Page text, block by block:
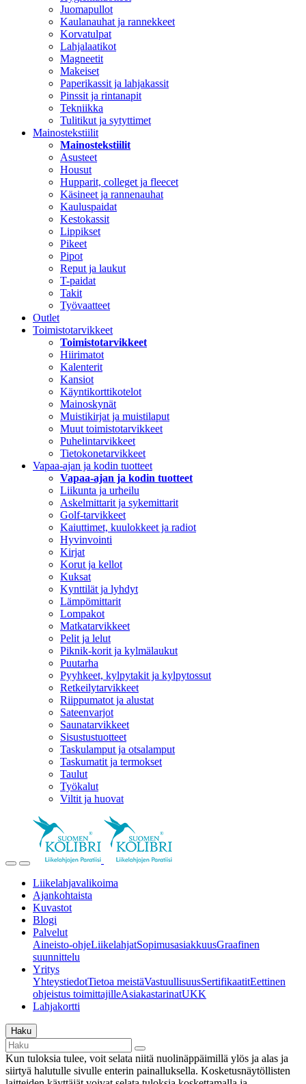
Juomapullot
Kaulanauhat ja rannekkeet
Korvatulpat
Lahjalaatikot
Magneetit
Makeiset
Paperikassit ja lahjakassit
Pinssit ja rintanapit
Tekniikka
Tulitikut ja sytyttimet
Mainostekstiilit
Mainostekstiilit
Asusteet
Housut
Hupparit, colleget ja fleecet
Käsineet ja rannenauhat
Kauluspaidat
Kestokassit
Lippikset
Pikeet
Pipot
Reput ja laukut
T-paidat
Takit
Työvaatteet
Outlet
Toimistotarvikkeet
Toimistotarvikkeet
Hiirimatot
Kalenterit
Kansiot
Käyntikorttikotelot
Mainoskynät
Muistikirjat ja muistilaput
Muut toimistotarvikkeet
Puhelintarvikkeet
Tietokonetarvikkeet
Vapaa-ajan ja kodin tuotteet
Vapaa-ajan ja kodin tuotteet
Liikunta ja urheilu
Askelmittarit ja sykemittarit
Golf-tarvikkeet
Kaiuttimet, kuulokkeet ja radiot
Hyvinvointi
Kirjat
Korut ja kellot
Kuksat
Kynttilät ja lyhdyt
Lämpömittarit
Lompakot
Matkatarvikkeet
Pelit ja lelut
Piknik-korit ja kylmälaukut
Puutarha
Pyyhkeet, kylpytakit ja kylpytossut
Retkeilytarvikkeet
Riippumatot ja alustat
Sateenvarjot
Saunatarvikkeet
Sisustustuotteet
Taskulamput ja otsalamput
Taskumatit ja termokset
Taulut
Työkalut
Viltit ja huovat
Liikelahjavalikoima
Ajankohtaista
Kuvastot
Blogi
Palvelut
Aineisto-ohjeLiikelahjatSopimusasiakkuusGraafinen
suunnittelu
Yritys
YhteystiedotTietoa meistäVastuullisuusSertifikaatitEettinen
ohjeistus toimittajilleAsiakastarinatUKK
Lahjakortti
Haku
Kun tuloksia tulee, voit selata niitä nuolinäppäimillä ylös ja alas ja
siirtyä halutulle sivulle enterin painalluksella. Kosketusnäytöllisten